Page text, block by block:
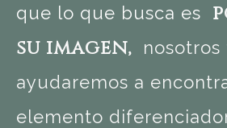
que lo que busca es
su imagen,
nosotros
ayudaremos a
elemento